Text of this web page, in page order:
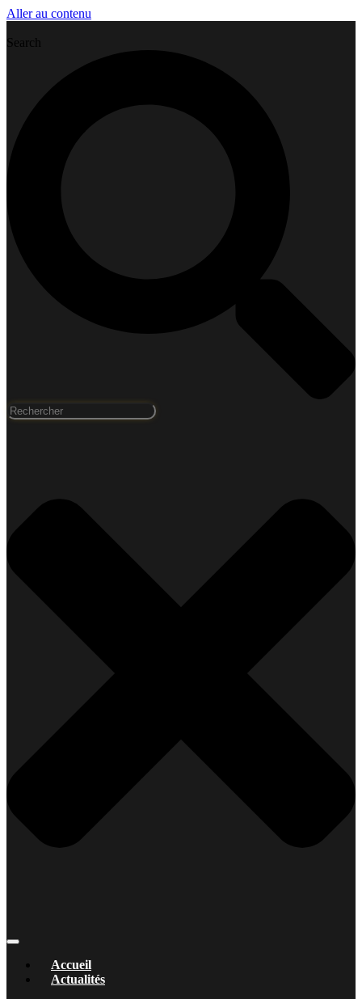
Aller au contenu
Search
Accueil
Actualités